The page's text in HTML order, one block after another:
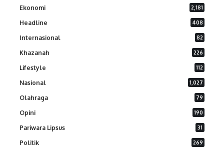
Ekonomi 2,181
Headline 408
Internasional 82
Khazanah 226
Lifestyle 112
Nasional 1,027
Olahraga 79
Opini 190
Pariwara Lipsus 31
Politik 269